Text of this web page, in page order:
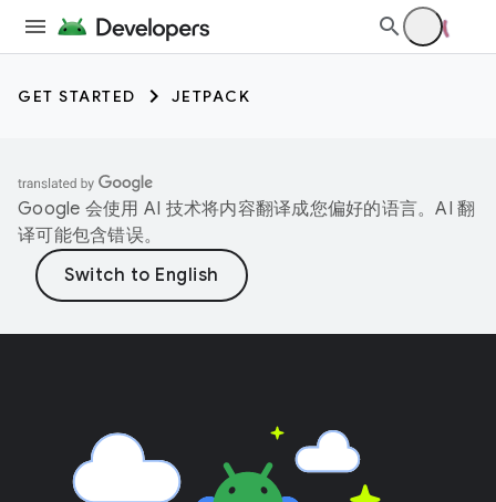
GET STARTED JETPACK
Google 会使用 AI 技术将内容翻译成您偏好的语言。AI 翻
译可能包含错误。